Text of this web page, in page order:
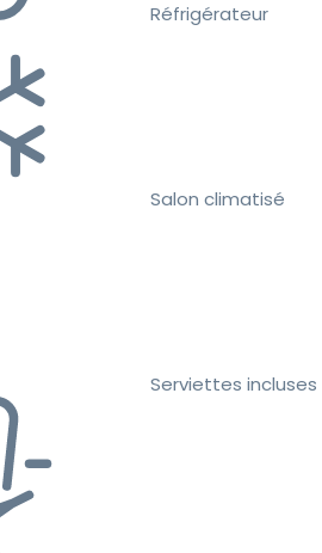
Réfrigérateur
Salon climatisé
Serviettes incluses